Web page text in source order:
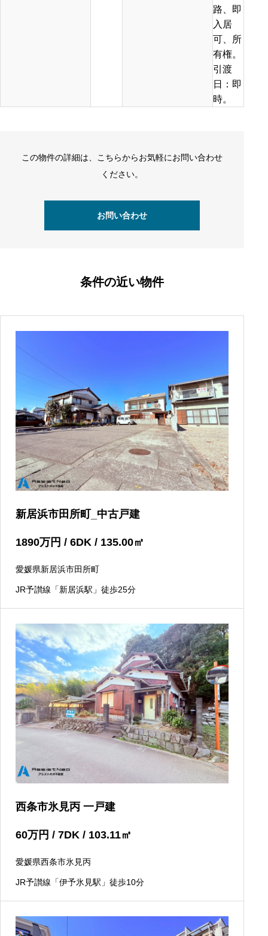
路、即
入居
可、所
有権。
引渡
日：即
時。
この物件の詳細は、こちらからお気軽にお問い合わせ
ください。
お問い合わせ
条件の近い物件
新居浜市田所町_中古戸建
1890万円 / 6DK / 135.00㎡
愛媛県新居浜市田所町
JR予讃線「新居浜駅」徒歩25分
西条市氷見丙 一戸建
60万円 / 7DK / 103.11㎡
愛媛県西条市氷見丙
JR予讃線「伊予氷見駅」徒歩10分